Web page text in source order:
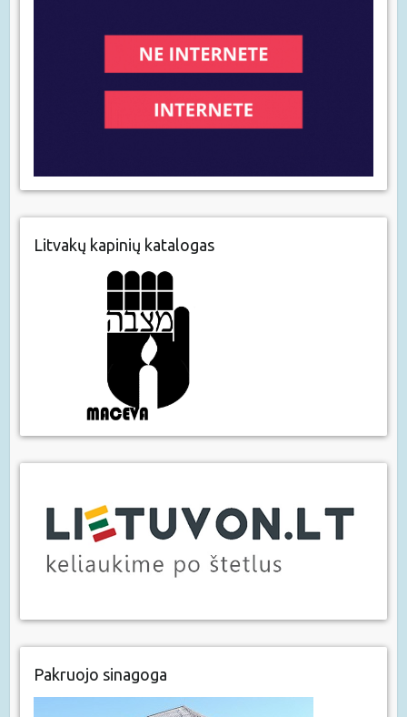
Litvakų kapinių katalogas
Pakruojo sinagoga